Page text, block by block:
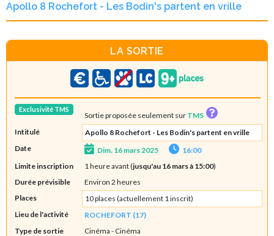
Apollo 8 Rochefort - Les Bodin's partent en vrille
LA SORTIE
Exclusivité TMS
Sortie proposée seulement sur TMS
Intitulé
Apollo 8 Rochefort - Les Bodin's partent en vrille
Date
Dim. 16 mars 2025
16:00
Limite inscription
1 heure avant (jusqu'au 16 mars à 15:00)
Durée prévisible
Environ 2 heures
Places
10 places (actuellement 1 inscrit)
Lieu de l'activité
ROCHEFORT (17)
Type de sortie
Cinéma - Cinéma